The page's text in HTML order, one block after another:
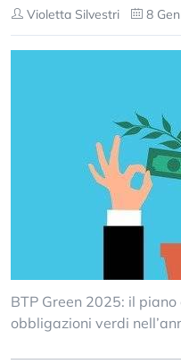
Violetta Silvestri 8
BTP Green 2025: il
obbligazioni verdi